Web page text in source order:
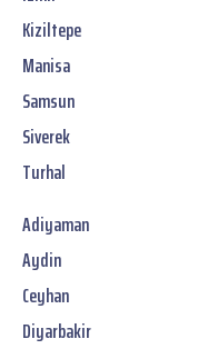
Kiziltepe
Manisa
Samsun
Siverek
Turhal
Adiyaman
Aydin
Ceyhan
Diyarbakir